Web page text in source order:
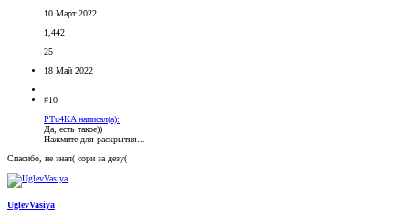
10 Март 2022
1,442
25
18 Май 2022
#10
PTu4KA написал(а):
Да, есть такое))
Нажмите для раскрытия...
Спасибо, не знал( сори за дезу(
UglevVasiya